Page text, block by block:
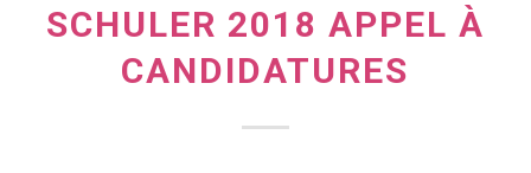
SCHULER 2018 APPEL À
CANDIDATURES